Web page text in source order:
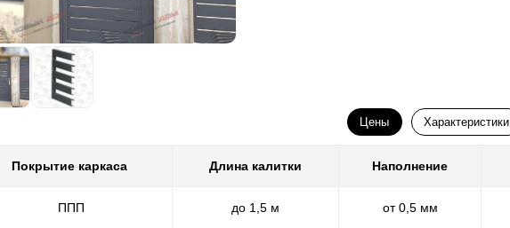
Цены Характеристики
Покрытие каркаса Длина калитки Наполнение
ППП до 1,5 м от 0,5 мм